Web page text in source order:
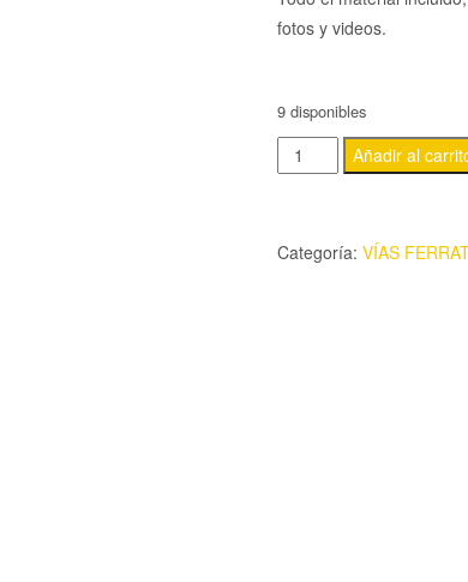
fotos y videos.
9 disponibles
Añadir al
Categoría: VÍAS